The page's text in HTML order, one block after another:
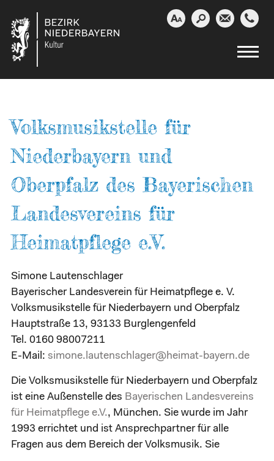
   
Volksmusikstelle für
Niederbayern und
Oberpfalz des Bayerischen
Landesvereins für
Heimatpflege e.V.
Simone Lautenschlager
Bayerischer Landesverein für Heimatpflege e. V.
Volksmusikstelle für Niederbayern und Oberpfalz
Hauptstraße 13, 93133 Burglengenfeld
Tel. 0160 98007211
E-Mail: simone.lautenschlager@heimat-bayern.de
Die Volksmusikstelle für Niederbayern und Oberpfalz
ist eine Außenstelle des Bayerischen Landesvereins
für Heimatpflege e.V., München. Sie wurde im Jahr
1993 errichtet und ist Ansprechpartner für alle
Fragen aus dem Bereich der Volksmusik. Sie